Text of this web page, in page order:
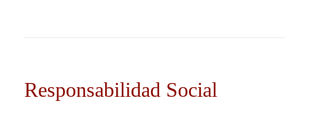
Responsabilidad Social